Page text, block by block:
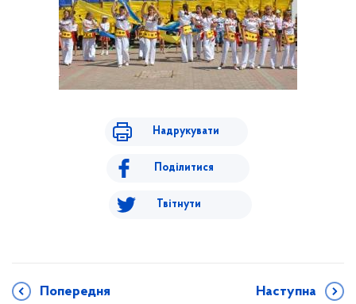
Надрукувати
Поділитися
Твітнути
Попередня Наступна